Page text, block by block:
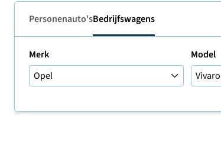
Personenauto'sBedrijfswagens
Merk Model